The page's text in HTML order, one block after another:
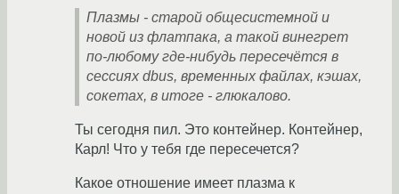
Плазмы - старой общесистемной и
новой из флатпака, а такой винегрет
по-любому где-нибудь пересечётся в
сессиях dbus, временных файлах, кэшах,
сокетах, в итоге - глюкалово.
Ты сегодня пил. Это контейнер. Контейнер,
Карл! Что у тебя где пересечется?
Какое отношение имеет плазма к